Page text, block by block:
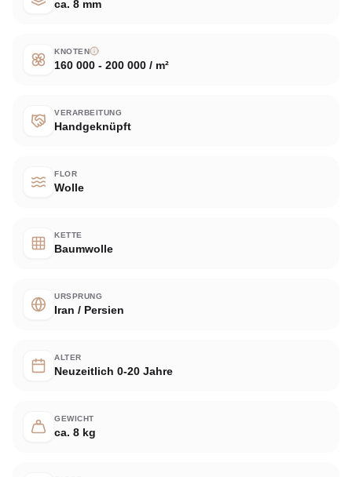
ca. 8 mm
KNOTEN
160 000 - 200 000 / m²
VERARBEITUNG
Handgeknüpft
FLOR
Wolle
KETTE
Baumwolle
URSPRUNG
Iran / Persien
ALTER
Neuzeitlich 0-20 Jahre
GEWICHT
ca. 8 kg